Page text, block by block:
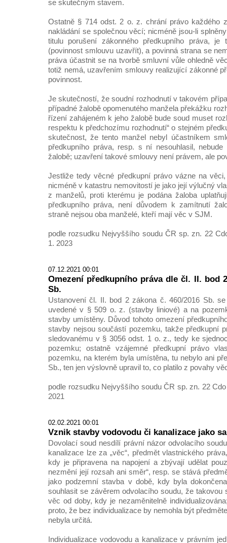
se skutečným stavem.
Ostatně § 714 odst. 2 o. z. chrání právo každého
nakládání se společnou věcí; nicméně jsou-li
titulu porušení zákonného předkupního práva,
(povinnost smlouvu uzavřít), a povinná strana se
práva účastnit se na tvorbě smluvní vůle ohledně
totiž nemá, uzavřením smlouvy realizující zákonné
povinnost.
Je skutečností, že soudní rozhodnutí v takovém
případné žalobě opomenutého manžela překážku
řízení zahájeném k jeho žalobě bude soud muset
respektu k předchozímu rozhodnutí“ o stejném
skutečnost, že tento manžel nebyl účastníkem
předkupního práva, resp. s ní nesouhlasil,
žalobě; uzavření takové smlouvy není právem, ale
Jestliže tedy věcné předkupní právo vázne na
nicméně v katastru nemovitostí je jako její výlučný
z manželů, proti kterému je podána žaloba
předkupního práva, není důvodem k zamítnutí
straně nejsou oba manželé, kteří mají věc v SJM.
podle rozsudku Nejvyššího soudu ČR sp. zn. 22
1. 2023
07.12.2021 00:01
Omezení předkupního práva dle čl. II. bod
Sb.
Ustanovení čl. II. bod 2 zákona č. 460/2016 Sb.
uvedené v § 509 o. z. (stavby liniové) a na
stavby umístěny. Důvod tohoto omezení
stavby nejsou součástí pozemku, takže předkupní
sledovanému v § 3056 odst. 1 o. z., tedy ke
pozemku; ostatně vzájemné předkupní právo
pozemku, na kterém byla umístěna, tu nebylo ani
Sb., ten jen výslovně upravil to, co platilo z povahy
podle rozsudku Nejvyššího soudu ČR sp. zn. 22
2021
02.02.2021 00:01
Vznik stavby vodovodu či kanalizace jako
Dovolací soud nesdílí právní názor odvolacího
kanalizace lze za „věc“, předmět vlastnického
kdy je připravena na napojení a zbývají udělat
nezmění její rozsah ani směr“, resp. se stává
jako podzemní stavba v době, kdy byla
souhlasit se závěrem odvolacího soudu, že takovou
věc od doby, kdy je nezaměnitelně
proto, že bez individualizace by nemohla být
nebyla určitá.
Individualizace vodovodu a kanalizace v právním